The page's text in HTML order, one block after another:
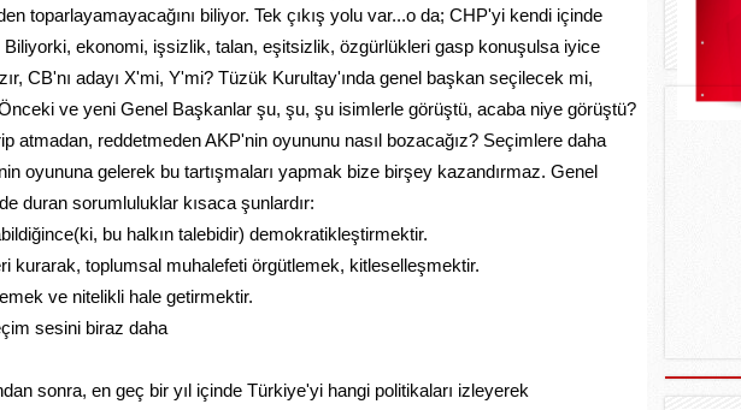
toparlayamayacağını biliyor. Tek çıkış yolu var...o da; CHP'yi kendi içinde
ekonomi, işsizlik, talan, eşitsizlik, özgürlükleri gasp konuşulsa iyice
CB'nı adayı X'mi, Y'mi? Tüzük Kurultay'ında genel başkan seçilecek mi,
ve yeni Genel Başkanlar şu, şu, şu isimlerle görüştü, acaba niye görüştü?
atmadan, reddetmeden AKP'nin oyununu nasıl bozacağız? Seçimlere daha
oyununa gelerek bu tartışmaları yapmak bize birşey kazandırmaz. Genel
duran sorumluluklar kısaca şunlardır:
bu halkın talebidir) demokratikleştirmektir.
kurarak, toplumsal muhalefeti örgütlemek, kitleselleşmektir.
ve nitelikli hale getirmektir.
sesini biraz daha
sonra, en geç bir yıl içinde Türkiye'yi hangi politikaları izleyerek